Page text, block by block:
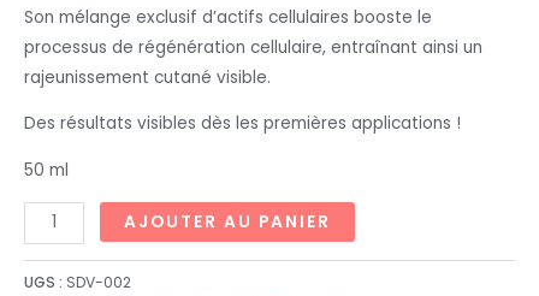
Son mélange exclusif d’actifs cellulaires booste le
processus de régénération cellulaire, entraînant ainsi un
rajeunissement cutané visible.
Des résultats visibles dès les premières applications !
50 ml
AJOUTER AU PANIER
UGS : SDV-002